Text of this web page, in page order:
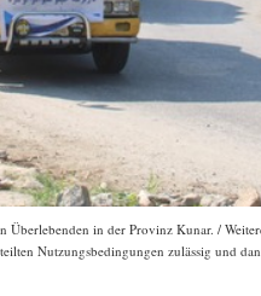
in der Provinz Kunar. /
Nutzungsbedingungen zulässig und